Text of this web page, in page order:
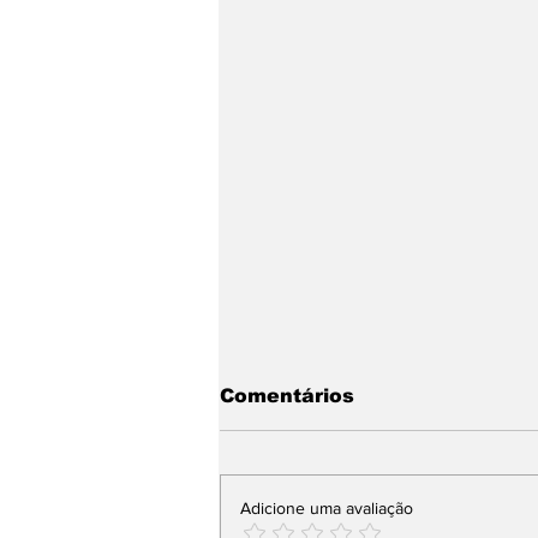
Comentários
Adicione uma avaliação